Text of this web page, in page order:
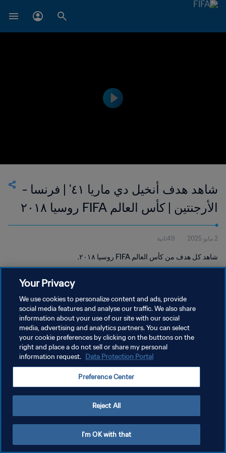
شاهد هدف أنخيل دي ماريا ٤١' | فرنسا -
الأرجنتين | كأس العالم FIFA روسيا ٢٠١٨
2 مايو 2025 49ثانية
شاهد كل هدف من كأس العالم FIFA روسيا ٢٠١٨.
سياسة الخصوصية
شروط الخدمة
إدارة تفضيلات ملفات تعريف الارتباط
Your Privacy
We use cookies to personalize content and ads, provide
social media features and analyse our traffic. We also share
information about your use of our site with our social
media, advertising and analytics partners. You can select
your cookie preferences by clicking on the buttons on the
right and place a do not sell or share my personal
information request. Data Protection Portal
Preference Center
Reject All
I'm OK with that